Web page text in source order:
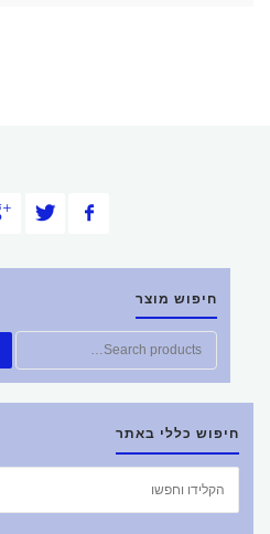
חיפוש מוצר
חיפוש כללי באתר